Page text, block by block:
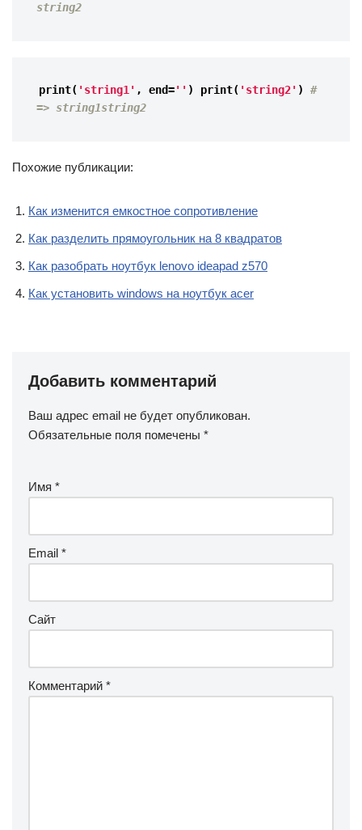
string2
print( 'string1' , end='' ) print( 'string2' )
#
=> string1string2
Похожие публикации:
Как изменится емкостное сопротивление
Как разделить прямоугольник на 8 квадратов
Как разобрать ноутбук lenovo ideapad z570
Как установить windows на ноутбук acer
Добавить комментарий
Ваш адрес email не будет опубликован.
Обязательные поля помечены *
Имя *
Email *
Сайт
Комментарий *